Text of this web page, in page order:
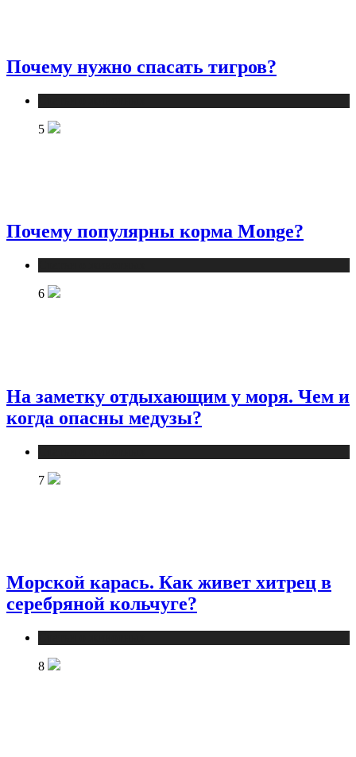
Почему нужно спасать тигров?
5
Почему популярны корма Monge?
6
На заметку отдыхающим у моря. Чем и
когда опасны медузы?
7
Морской карась. Как живет хитрец в
серебряной кольчуге?
8